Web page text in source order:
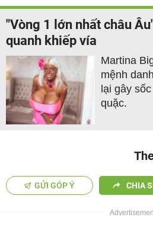
"Vòng 1 lớn nhất châu
quanh khiếp vía
Martina
mệnh
lại gây
quặc.
GỬI GÓP Ý CHIA